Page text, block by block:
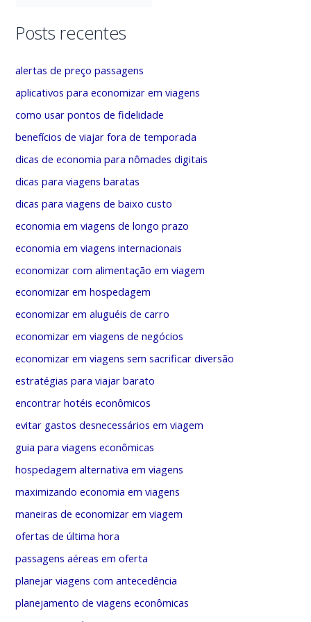
a
p
o
r
:
t
g
s
Posts recentes
alertas de preço passagens
aplicativos para economizar em viagens
como usar pontos de fidelidade
benefícios de viajar fora de temporada
dicas de economia para nômades digitais
dicas para viagens baratas
dicas para viagens de baixo custo
economia em viagens de longo prazo
economia em viagens internacionais
economizar com alimentação em viagem
economizar em hospedagem
economizar em aluguéis de carro
economizar em viagens de negócios
economizar em viagens sem sacrificar diversão
estratégias para viajar barato
encontrar hotéis econômicos
evitar gastos desnecessários em viagem
guia para viagens econômicas
hospedagem alternativa em viagens
maximizando economia em viagens
maneiras de economizar em viagem
ofertas de última hora
passagens aéreas em oferta
planejar viagens com antecedência
planejamento de viagens econômicas